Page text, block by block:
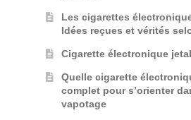
Les cigarettes
Idées reçues et vérités
Cigarette électronique
Quelle cigarette
complet pour s’orienter
vapotage